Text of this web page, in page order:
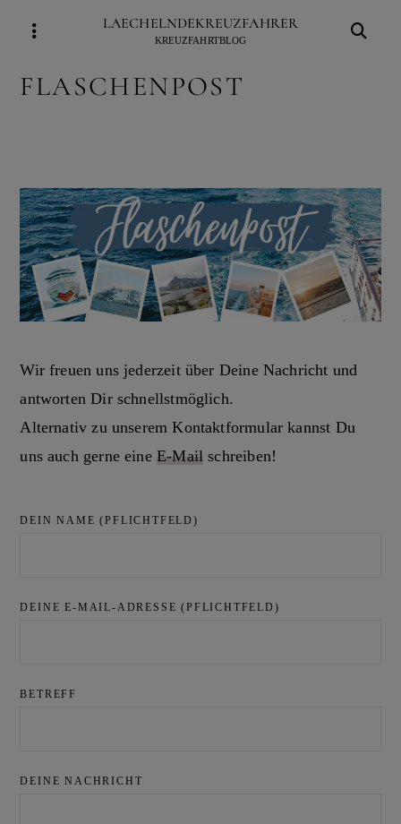
LAECHELNDEKREUZFAHRER
KREUZFAHRTBLOG
FLASCHENPOST
Wir freuen uns jederzeit über Deine Nachricht und
antworten Dir schnellstmöglich.
Alternativ zu unserem Kontaktformular kannst Du
uns auch gerne eineE-Mail schreiben!
DEIN NAME (PFLICHTFELD)
DEINE E-MAIL-ADRESSE (PFLICHTFELD)
BETREFF
DEINE NACHRICHT